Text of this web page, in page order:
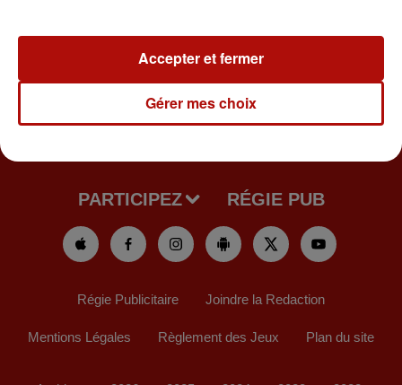
PARTICIPEZ RÉGIE PUB
Régie Publicitaire Joindre la Redaction
Mentions Légales Règlement des Jeux Plan du site
Gérer mes choix
Accepter et fermer